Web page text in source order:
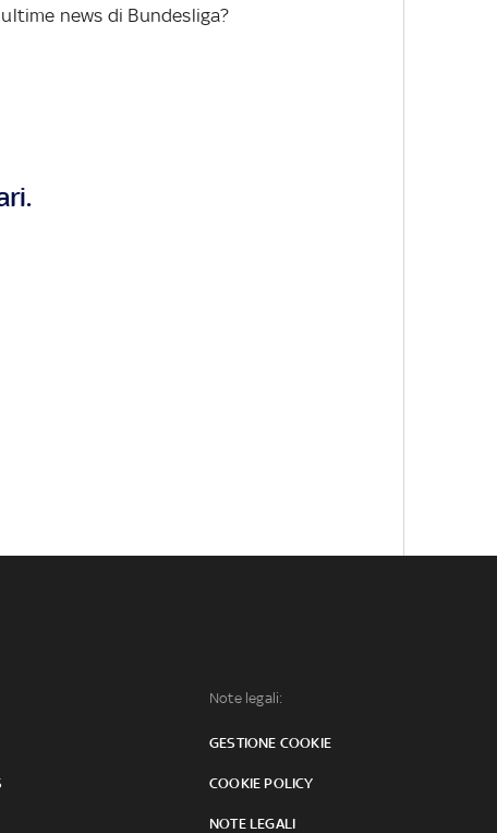
news di Bundesliga?
Note legali:
GESTIONE COOKIE
COOKIE POLICY
NOTE LEGALI